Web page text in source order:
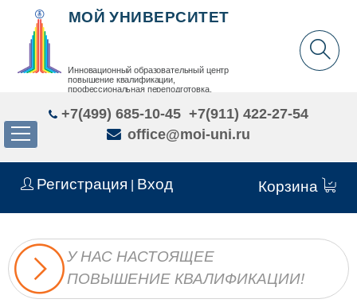
Регистрация Вход Корзина
МОЙ УНИВЕРСИТЕТ
Инновационный образовательный центр
повышение квалификации,
профессиональная переподготовка,
+7(499) 685-10-45 +7(911) 422-27-54
office@moi-uni.ru
У НАС НАСТОЯЩЕЕ
ПОВЫШЕНИЕ КВАЛИФИКАЦИИ!